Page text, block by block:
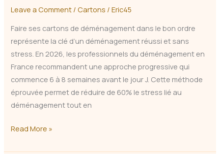
Leave a Comment /Cartons /Eric45
Faire ses cartons de déménagement dans le bon ordre
représente la clé d’un déménagement réussi et sans
stress. En 2026, les professionnels du déménagement en
France recommandent une approche progressive qui
commence 6 à 8 semaines avant le jour J. Cette méthode
éprouvée permet de réduire de 60% le stress lié au
déménagement tout en
Dans
Read More »